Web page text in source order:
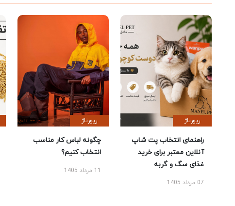
رپورتاژ
راهنمای انتخاب پت شاپ
آنلاین معتبر برای خرید
غذای سگ و گربه
07 مرداد 1405
رپورتاژ
چگونه لباس کار مناسب
انتخاب کنیم؟
11 مرداد 1405